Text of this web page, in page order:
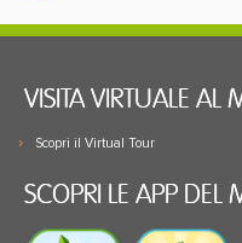
VISITA VIRTUALE AL
Scopri il Virtual Tour
SCOPRI LE APP DEL